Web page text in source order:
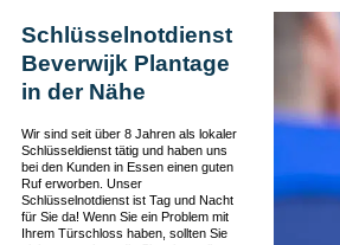
Schlüsselnotdienst
Beverwijk Plantage
in der Nähe
Wir sind seit über 8 Jahren als lokaler
Schlüsseldienst tätig und haben uns
bei den Kunden in Essen einen guten
Ruf erworben. Unser
Schlüsselnotdienst ist Tag und Nacht
für Sie da! Wenn Sie ein Problem mit
Ihrem Türschloss haben, sollten Sie